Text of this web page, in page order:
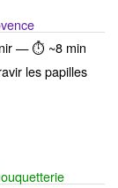
— ⏱ ~8 min
les papilles